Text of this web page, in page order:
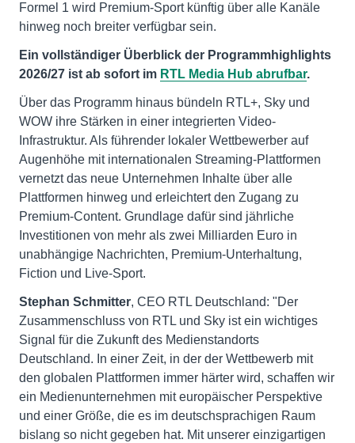
Formel 1 wird Premium-Sport künftig über alle Kanäle
hinweg noch breiter verfügbar sein.
Ein vollständiger Überblick der Programmhighlights
2026/27 ist ab sofort im RTL Media Hub abrufbar.
Über das Programm hinaus bündeln RTL+, Sky und
WOW ihre Stärken in einer integrierten Video-
Infrastruktur. Als führender lokaler Wettbewerber auf
Augenhöhe mit internationalen Streaming-Plattformen
vernetzt das neue Unternehmen Inhalte über alle
Plattformen hinweg und erleichtert den Zugang zu
Premium-Content. Grundlage dafür sind jährliche
Investitionen von mehr als zwei Milliarden Euro in
unabhängige Nachrichten, Premium-Unterhaltung,
Fiction und Live-Sport.
Stephan Schmitter, CEO RTL Deutschland: "Der
Zusammenschluss von RTL und Sky ist ein wichtiges
Signal für die Zukunft des Medienstandorts
Deutschland. In einer Zeit, in der der Wettbewerb mit
den globalen Plattformen immer härter wird, schaffen wir
ein Medienunternehmen mit europäischer Perspektive
und einer Größe, die es im deutschsprachigen Raum
bislang so nicht gegeben hat. Mit unserer einzigartigen